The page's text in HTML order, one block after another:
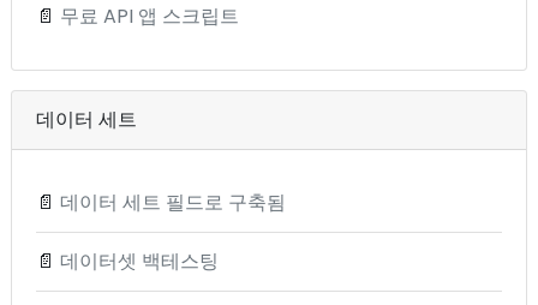
📄 무료 API 앱 스크립트
데이터 세트
📄 데이터 세트 필드로 구축됨
📄 데이터셋 백테스팅